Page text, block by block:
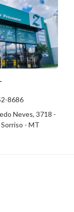
8686
Neves, 3718 -
- MT